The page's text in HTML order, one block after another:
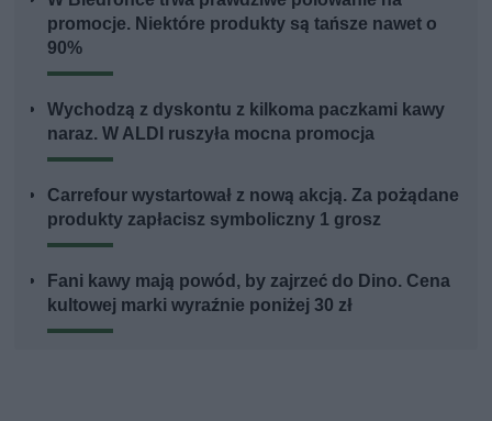
promocje. Niektóre produkty są tańsze nawet o
90%
Wychodzą z dyskontu z kilkoma paczkami kawy
naraz. W ALDI ruszyła mocna promocja
Carrefour wystartował z nową akcją. Za pożądane
produkty zapłacisz symboliczny 1 grosz
Fani kawy mają powód, by zajrzeć do Dino. Cena
kultowej marki wyraźnie poniżej 30 zł